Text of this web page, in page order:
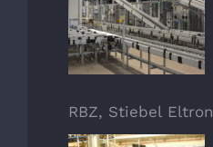
RBZ, Stiebel Eltron